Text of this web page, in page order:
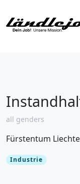
all genders
Fürstentum
Industrie